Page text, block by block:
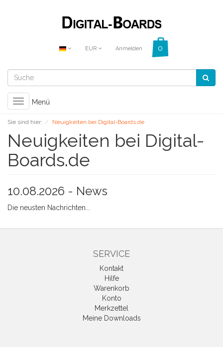
EUR Anmelden
Toggle
navigation
Menü
Sie sind hier: Neuigkeiten bei Digital-Boards.de
Neuigkeiten bei Digital-
Boards.de
10.08.2026 - News
Die neusten Nachrichten...
SERVICE
Kontakt
Hilfe
Warenkorb
Konto
Merkzettel
Meine Downloads